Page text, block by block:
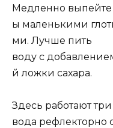
Медленно выпейте
ы маленькими
ми. Лучше пить
воду с
й ложки сахара.
Здесь работают
вода рефлекторно